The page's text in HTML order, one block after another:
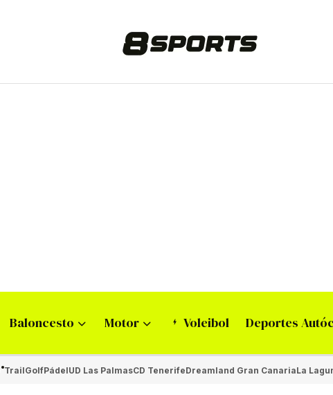
Baloncesto Motor Voleibol Deportes
TrailGolfPádelUD Las PalmasCD TenerifeDreamland Gran CanariaLa